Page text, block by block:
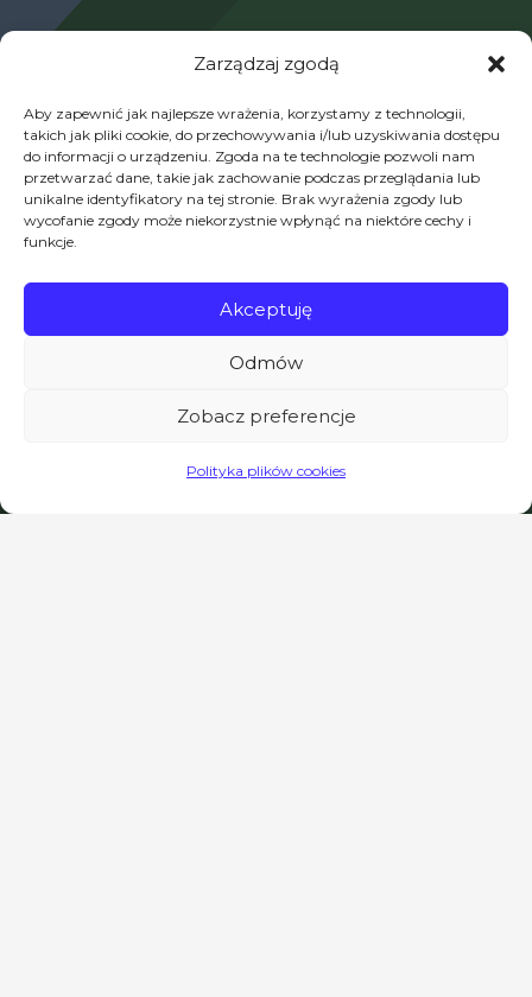
Zarządzaj zgodą
Aby zapewnić jak najlepsze wrażenia, korzystamy z technologii,
takich jak pliki cookie, do przechowywania i/lub uzyskiwania dostępu
do informacji o urządzeniu. Zgoda na te technologie pozwoli nam
przetwarzać dane, takie jak zachowanie podczas przeglądania lub
unikalne identyfikatory na tej stronie. Brak wyrażenia zgody lub
wycofanie zgody może niekorzystnie wpłynąć na niektóre cechy i
funkcje.
Akceptuję
Odmów
Zobacz preferencje
Polityka plików cookies
Project Example 4 – YouTube